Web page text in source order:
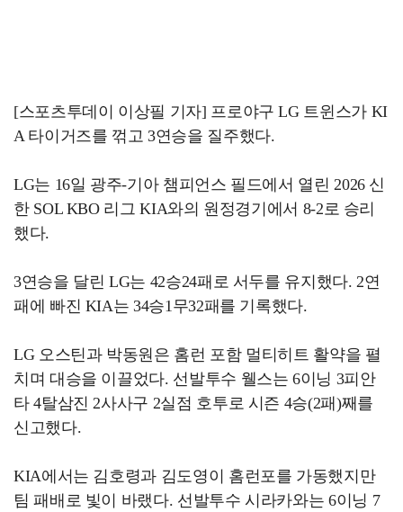
[스포츠투데이 이상필 기자] 프로야구 LG 트윈스가 KI
A 타이거즈를 꺾고 3연승을 질주했다.
LG는 16일 광주-기아 챔피언스 필드에서 열린 2026 신
한 SOL KBO 리그 KIA와의 원정경기에서 8-2로 승리
했다.
3연승을 달린 LG는 42승24패로 서두를 유지했다. 2연
패에 빠진 KIA는 34승1무32패를 기록했다.
LG 오스틴과 박동원은 홈런 포함 멀티히트 활약을 펼
치며 대승을 이끌었다. 선발투수 웰스는 6이닝 3피안
타 4탈삼진 2사사구 2실점 호투로 시즌 4승(2패)째를
신고했다.
KIA에서는 김호령과 김도영이 홈런포를 가동했지만
팀 패배로 빛이 바랬다. 선발투수 시라카와는 6이닝 7